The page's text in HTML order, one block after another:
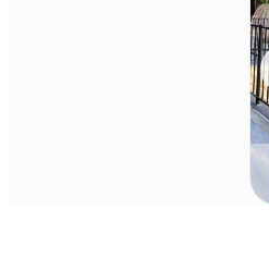
פסגת האורנים
קיסריה, מישור החוף